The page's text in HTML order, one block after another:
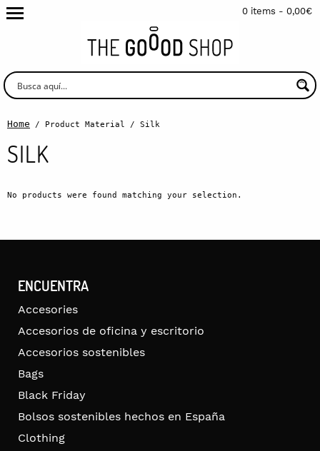
0 items - 0,00€
Home / Product Material / Silk
SILK
No products were found matching your selection.
ENCUENTRA
Accesories
Accesorios de oficina y escritorio
Accesorios sostenibles
Bags
Black Friday
Bolsos sostenibles hechos en España
Clothing